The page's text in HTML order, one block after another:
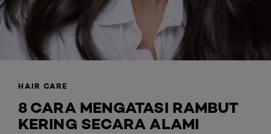
HAIR CARE
8 CARA MENGATASI RAMBUT
KERING SECARA ALAMI